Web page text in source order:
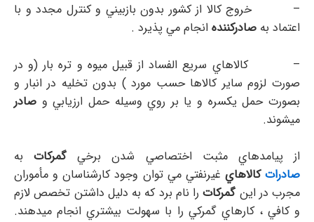
– خروج كالا از كشور بدون بازبيني و كنترل مجدد و با
اعتماد به صادركننده انجام مي پذيرد .
– كالاهاي سريع الفساد از قبيل ميوه و تره بار (و در
صورت لزوم ساير كالاها حسب مورد ) بدون تخليه در انبار و
بصورت حمل يكسره و يا بر روي وسيله حمل ارزيابي و صادر
ميشوند.
از پيامدهاي مثبت اختصاصي شدن برخي گمركاتبه
صادراتكالاهاي غيرنفتي مي توان وجود كارشناسان و مأموران
مجرب در اين گمركاترا نام برد كه به دليل داشتن تخصص لازم
و كافي ، كارهاي گمركي را با سهولت بيشتري انجام ميدهند.